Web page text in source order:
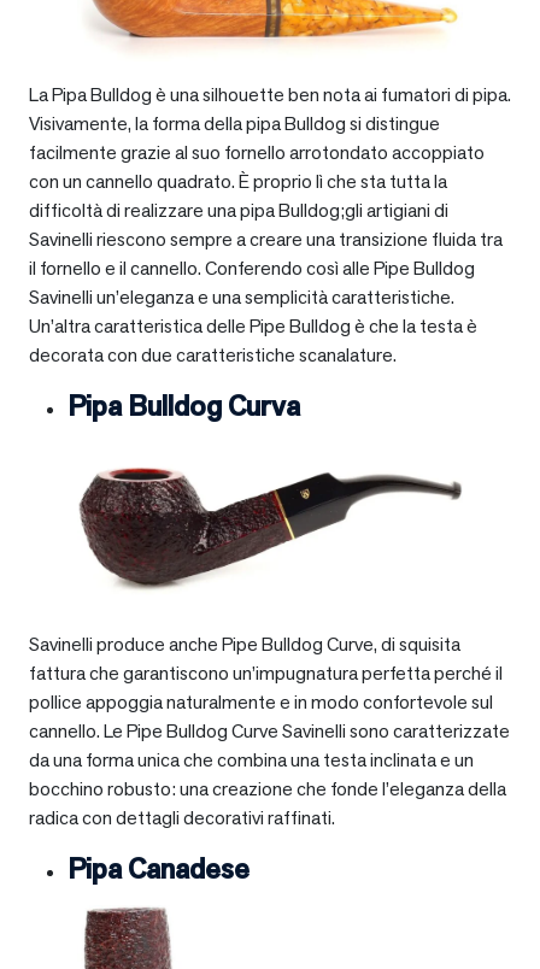
La Pipa Bulldog è una silhouette ben nota ai fumatori di pipa.
Visivamente, la forma della pipa Bulldog si distingue
facilmente grazie al suo fornello arrotondato accoppiato
con un cannello quadrato. È proprio lì che sta tutta la
difficoltà di realizzare una pipa Bulldog;gli artigiani di
Savinelli riescono sempre a creare una transizione fluida tra
il fornello e il cannello. Conferendo così alle Pipe Bulldog
Savinelli un’eleganza e una semplicità caratteristiche.
Un’altra caratteristica delle Pipe Bulldog è che la testa è
decorata con due caratteristiche scanalature.
Pipa Bulldog Curva
Savinelli produce anche Pipe Bulldog Curve, di squisita
fattura che garantiscono un’impugnatura perfetta perché il
pollice appoggia naturalmente e in modo confortevole sul
cannello. Le Pipe Bulldog Curve Savinelli sono caratterizzate
da una forma unica che combina una testa inclinata e un
bocchino robusto: una creazione che fonde l’eleganza della
radica con dettagli decorativi raffinati.
Pipa Canadese